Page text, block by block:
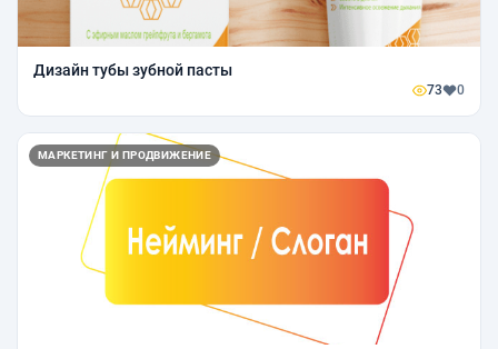
Дизайн тубы зубной пасты
73 0
МАРКЕТИНГ И ПРОДВИЖЕНИЕ